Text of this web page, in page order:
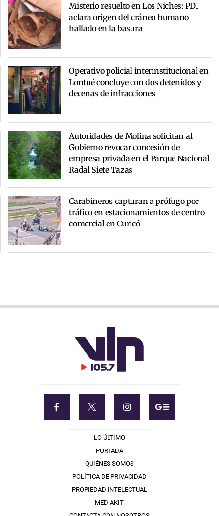
Misterio resuelto en Los Niches: PDI
aclara origen del cráneo humano
hallado en la basura
Operativo policial interinstitucional en
Lontué concluye con dos detenidos y
decenas de infracciones
Autoridades de Molina solicitan al
Gobierno revocar concesión de
empresa privada en el Parque Nacional
Radal Siete Tazas
Carabineros capturan a prófugo por
tráfico en estacionamientos de centro
comercial en Curicó
LO ÚLTIMO
PORTADA
QUIÉNES SOMOS
POLÍTICA DE PRIVACIDAD
PROPIEDAD INTELECTUAL
MEDIAKIT